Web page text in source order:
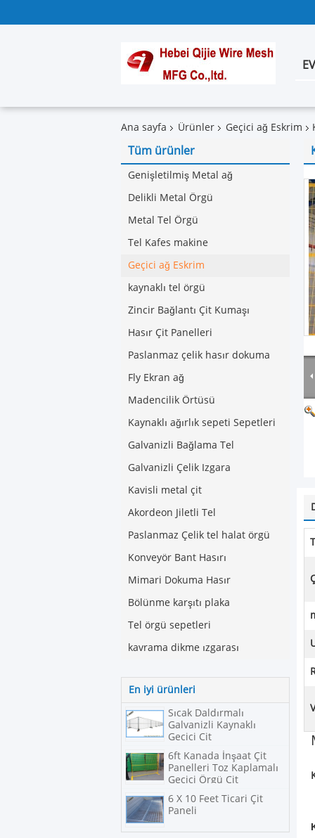
EV
Ana sayfa Ürünler Geçici ağ Eskrim
Tüm ürünler
Genişletilmiş Metal ağ
Delikli Metal Örgü
Metal Tel Örgü
Tel Kafes makine
Geçici ağ Eskrim
kaynaklı tel örgü
Zincir Bağlantı Çit Kumaşı
Hasır Çit Panelleri
Paslanmaz çelik hasır dokuma
Fly Ekran ağ
Madencilik Örtüsü
Kaynaklı ağırlık sepeti Sepetleri
Galvanizli Bağlama Tel
Galvanizli Çelik Izgara
Kavisli metal çit
Akordeon Jiletli Tel
Paslanmaz Çelik tel halat örgü
Konveyör Bant Hasırı
Mimari Dokuma Hasır
Bölünme karşıtı plaka
Tel örgü sepetleri
kavrama dikme ızgarası
En iyi ürünleri
Sıcak Daldırmalı
Galvanizli Kaynaklı
Geçici Çit
6ft Kanada İnşaat Çit
Panelleri Toz Kaplamalı
Geçici Örgü Çit
6 X 10 Feet Ticari Çit
Paneli